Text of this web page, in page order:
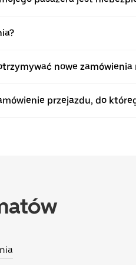
nowe
przejazdu, do